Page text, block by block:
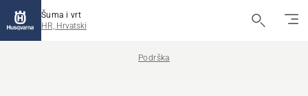
Šuma i vrt
HR, Hrvatski
Podrška